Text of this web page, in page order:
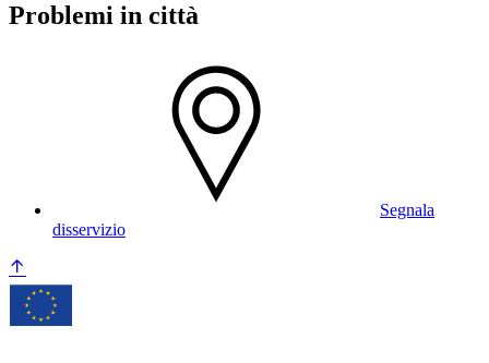
Problemi in città
Segnala
disservizio